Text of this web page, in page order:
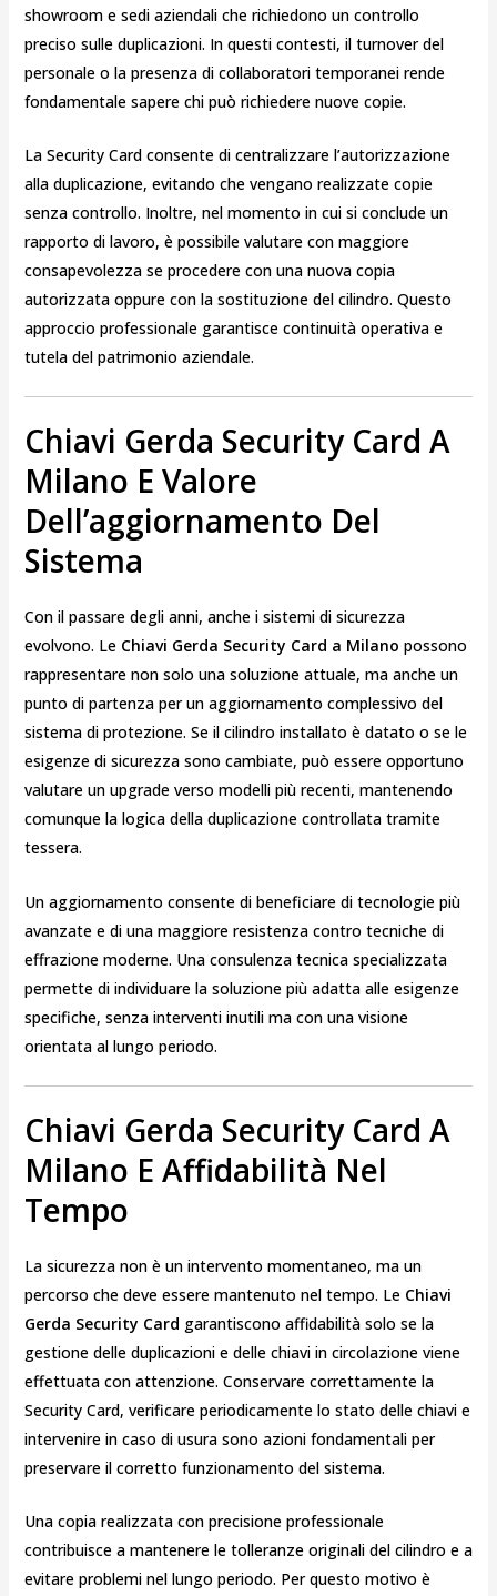
showroom e sedi aziendali che richiedono un controllo
preciso sulle duplicazioni. In questi contesti, il turnover del
personale o la presenza di collaboratori temporanei rende
fondamentale sapere chi può richiedere nuove copie.
La Security Card consente di centralizzare l’autorizzazione
alla duplicazione, evitando che vengano realizzate copie
senza controllo. Inoltre, nel momento in cui si conclude un
rapporto di lavoro, è possibile valutare con maggiore
consapevolezza se procedere con una nuova copia
autorizzata oppure con la sostituzione del cilindro. Questo
approccio professionale garantisce continuità operativa e
tutela del patrimonio aziendale.
Chiavi Gerda Security Card A
Milano E Valore
Dell’aggiornamento Del
Sistema
Con il passare degli anni, anche i sistemi di sicurezza
evolvono. Le Chiavi Gerda Security Card a Milano possono
rappresentare non solo una soluzione attuale, ma anche un
punto di partenza per un aggiornamento complessivo del
sistema di protezione. Se il cilindro installato è datato o se le
esigenze di sicurezza sono cambiate, può essere opportuno
valutare un upgrade verso modelli più recenti, mantenendo
comunque la logica della duplicazione controllata tramite
tessera.
Un aggiornamento consente di beneficiare di tecnologie più
avanzate e di una maggiore resistenza contro tecniche di
effrazione moderne. Una consulenza tecnica specializzata
permette di individuare la soluzione più adatta alle esigenze
specifiche, senza interventi inutili ma con una visione
orientata al lungo periodo.
Chiavi Gerda Security Card A
Milano E Affidabilità Nel
Tempo
La sicurezza non è un intervento momentaneo, ma un
percorso che deve essere mantenuto nel tempo. Le Chiavi
Gerda Security Card garantiscono affidabilità solo se la
gestione delle duplicazioni e delle chiavi in circolazione viene
effettuata con attenzione. Conservare correttamente la
Security Card, verificare periodicamente lo stato delle chiavi e
intervenire in caso di usura sono azioni fondamentali per
preservare il corretto funzionamento del sistema.
Una copia realizzata con precisione professionale
contribuisce a mantenere le tolleranze originali del cilindro e a
evitare problemi nel lungo periodo. Per questo motivo è